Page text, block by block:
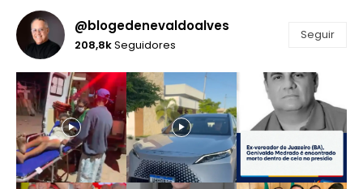
@blogedenevaldoalves
208,8kSeguidores
Seguir